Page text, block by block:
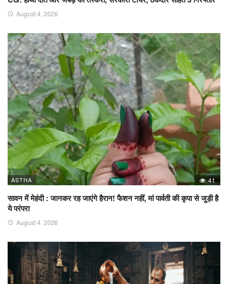
August 4, 2026
ASTHA 41
सावन में मेहंदी : जानकर रह जाएंगे हैरान! फैशन नहीं, मां पार्वती की कृपा से जुड़ी है
ये परंपरा
August 4, 2026